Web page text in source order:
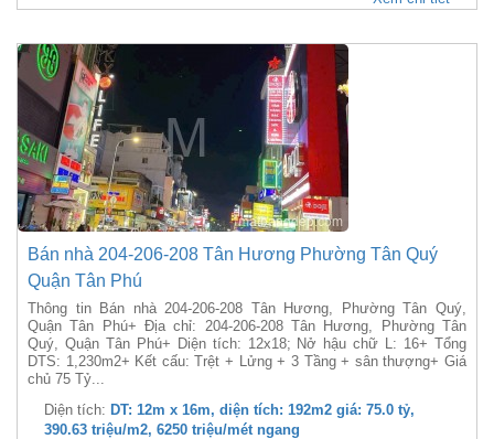
Bán nhà 204-206-208 Tân Hương Phường Tân Quý
Quận Tân Phú
Thông tin Bán nhà 204-206-208 Tân Hương, Phường Tân Quý,
Quận Tân Phú+ Địa chỉ: 204-206-208 Tân Hương, Phường Tân
Quý, Quận Tân Phú+ Diện tích: 12x18; Nở hậu chữ L: 16+ Tổng
DTS: 1,230m2+ Kết cấu: Trệt + Lửng + 3 Tầng + sân thượng+ Giá
chủ 75 Tỷ...
Diện tích: DT: 12m x 16m, diện tích: 192m2 giá: 75.0 tỷ,
390.63 triệu/m2, 6250 triệu/mét ngang